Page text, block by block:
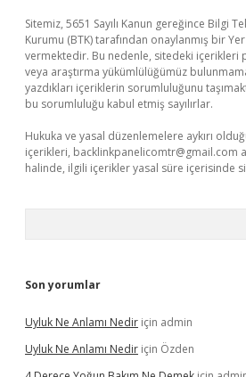
Sitemiz, 5651 Sayılı Kanun gereğince Bilgi
Kurumu (BTK) tarafından onaylanmış bir
vermektedir. Bu nedenle, sitedeki içerikleri
veya araştırma yükümlülüğümüz
yazdıkları içeriklerin sorumluluğunu
bu sorumluluğu kabul etmiş sayılırlar.
Hukuka ve yasal düzenlemelere aykırı
içerikleri, backlinkpanelicomtr@gmail.com
halinde, ilgili içerikler yasal süre içerisinde
Son yorumlar
Uyluk Ne Anlamı Nedir için admin
Uyluk Ne Anlamı Nedir için Özden